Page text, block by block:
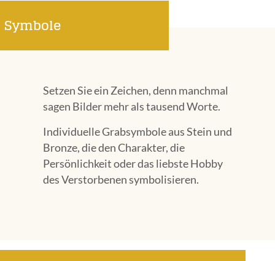
Symbole
Setzen Sie ein Zeichen, denn manchmal
sagen Bilder mehr als tausend Worte.
Individuelle Grabsymbole aus Stein und
Bronze, die den Charakter, die
Persönlichkeit oder das liebste Hobby
des Verstorbenen symbolisieren.